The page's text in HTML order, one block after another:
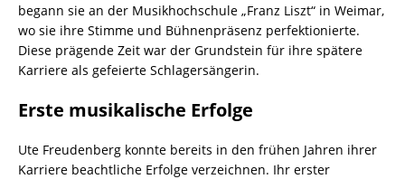
begann sie an der Musikhochschule „Franz Liszt“ in Weimar,
wo sie ihre Stimme und Bühnenpräsenz perfektionierte.
Diese prägende Zeit war der Grundstein für ihre spätere
Karriere als gefeierte Schlagersängerin.
Erste musikalische Erfolge
Ute Freudenberg konnte bereits in den frühen Jahren ihrer
Karriere beachtliche Erfolge verzeichnen. Ihr erster